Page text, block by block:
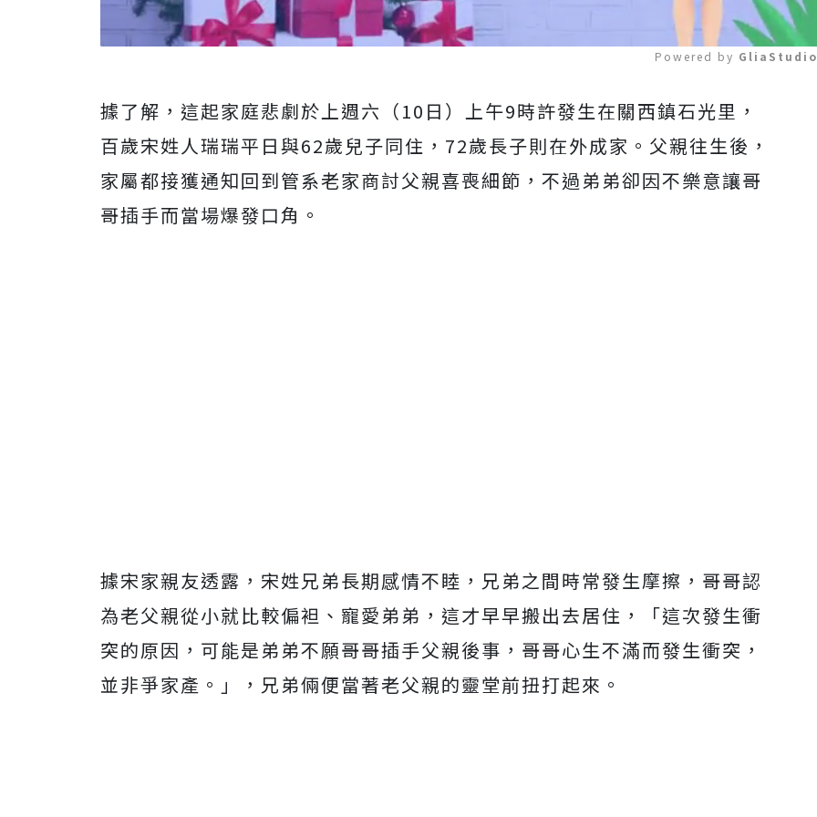
Mute
Powered by
據了解，這起家庭悲劇於上週六（10日）上午9時許發生在關西鎮石光里，
百歲宋姓人瑞瑞平日與62歲兒子同住，72歲長子則在外成家。父親往生後，
家屬都接獲通知回到管系老家商討父親喜喪細節，不過弟弟卻因不樂意讓哥
哥插手而當場爆發口角。
據宋家親友透露，宋姓兄弟長期感情不睦，兄弟之間時常發生摩擦，哥哥認
為老父親從小就比較偏袒、寵愛弟弟，這才早早搬出去居住，「這次發生衝
突的原因，可能是弟弟不願哥哥插手父親後事，哥哥心生不滿而發生衝突，
並非爭家產。」，兄弟倆便當著老父親的靈堂前扭打起來。